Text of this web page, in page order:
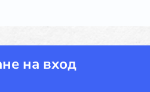
на вход